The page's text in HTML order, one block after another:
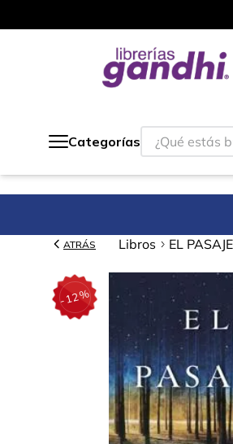
Categorías
¿Qué estás
ATRÁS Libros EL PASAJE
-12%